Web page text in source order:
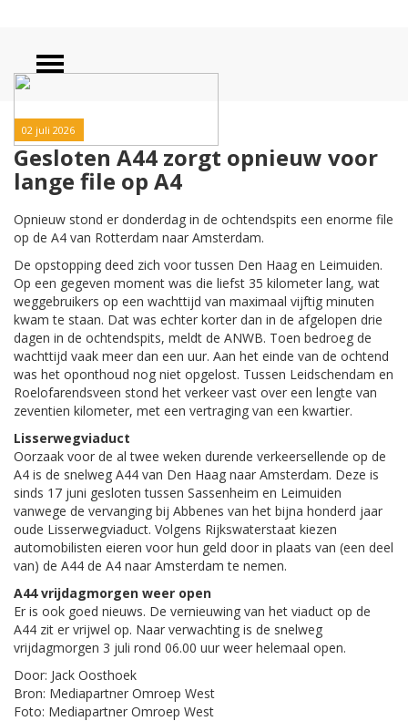
02 juli 2026
Gesloten A44 zorgt opnieuw voor
lange file op A4
Opnieuw stond er donderdag in de ochtendspits een enorme file
op de A4 van Rotterdam naar Amsterdam.
De opstopping deed zich voor tussen Den Haag en Leimuiden.
Op een gegeven moment was die liefst 35 kilometer lang, wat
weggebruikers op een wachttijd van maximaal vijftig minuten
kwam te staan. Dat was echter korter dan in de afgelopen drie
dagen in de ochtendspits, meldt de ANWB. Toen bedroeg de
wachttijd vaak meer dan een uur. Aan het einde van de ochtend
was het oponthoud nog niet opgelost. Tussen Leidschendam en
Roelofarendsveen stond het verkeer vast over een lengte van
zeventien kilometer, met een vertraging van een kwartier.
Lisserwegviaduct
Oorzaak voor de al twee weken durende verkeersellende op de
A4 is de snelweg A44 van Den Haag naar Amsterdam. Deze is
sinds 17 juni gesloten tussen Sassenheim en Leimuiden
vanwege de vervanging bij Abbenes van het bijna honderd jaar
oude Lisserwegviaduct. Volgens Rijkswaterstaat kiezen
automobilisten eieren voor hun geld door in plaats van (een deel
van) de A44 de A4 naar Amsterdam te nemen.
A44 vrijdagmorgen weer open
Er is ook goed nieuws. De vernieuwing van het viaduct op de
A44 zit er vrijwel op. Naar verwachting is de snelweg
vrijdagmorgen 3 juli rond 06.00 uur weer helemaal open.
Door: Jack Oosthoek
Bron: Mediapartner Omroep West
Foto: Mediapartner Omroep West